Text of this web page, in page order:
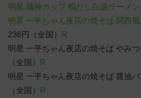
明星 麺神カップ 鴨だし白湯ラーメン
明星 一平ちゃん夜店の焼そば 関西
236円（全国）
R
明星 一平ちゃん夜店の焼そば やみ
（全国）
R
明星 一平ちゃん夜店の焼そば 醤油
（全国）
R